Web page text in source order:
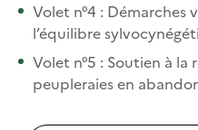
Volet n°4 : Démarches
l’équilibre
Volet n°5 : Soutien à
peupleraies en